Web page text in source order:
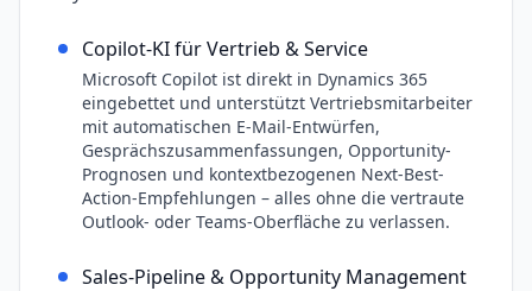
Copilot-KI für Vertrieb & Service
Microsoft Copilot ist direkt in Dynamics 365
eingebettet und unterstützt Vertriebsmitarbeiter
mit automatischen E-Mail-Entwürfen,
Gesprächszusammenfassungen, Opportunity-
Prognosen und kontextbezogenen Next-Best-
Action-Empfehlungen – alles ohne die vertraute
Outlook- oder Teams-Oberfläche zu verlassen.
Sales-Pipeline & Opportunity Management